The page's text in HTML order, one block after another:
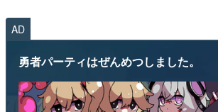
AD
勇者パーティはぜんめつしました。